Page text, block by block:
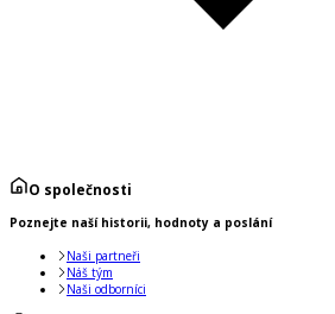
O společnosti
Poznejte naší historii, hodnoty a poslání
Naši partneři
Náš tým
Naši odborníci